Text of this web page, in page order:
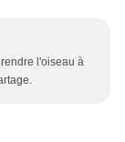
l'oiseau à